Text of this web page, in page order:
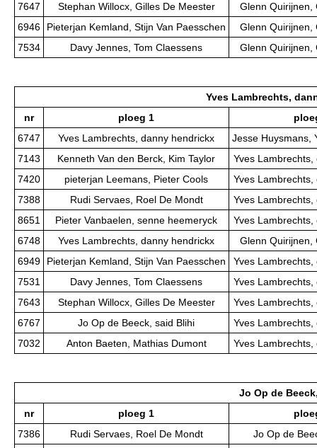
7647
Stephan Willocx, Gilles De Meester
Glenn Quirijnen,
6946
Pieterjan Kemland, Stijn Van Paesschen
Glenn Quirijnen,
7534
Davy Jennes, Tom Claessens Glenn Quirijnen,
Yves Lambrechts,
nr
ploeg 1
6747
Yves Lambrechts, danny hendrickx
Jesse Huysmans,
7143
Kenneth Van den Berck, Kim Taylor
Yves
7420
pieterjan Leemans, Pieter Cools
Yves
7388
Rudi Servaes, Roel De Mondt
Yves
8651
Pieter Vanbaelen, senne heemeryck
Yves
6748
Yves Lambrechts, danny hendrickx
Glenn Quirijnen,
6949
Pieterjan Kemland, Stijn Van Paesschen
Yves
7531
Davy Jennes, Tom Claessens
Yves
7643
Stephan Willocx, Gilles De Meester
Yves
6767
Jo Op de Beeck, said Blihi
Yves
7032
Anton Baeten, Mathias Dumont Yves
Jo Op de
nr
ploeg 1
7386
Rudi Servaes, Roel De Mondt
Jo Op de